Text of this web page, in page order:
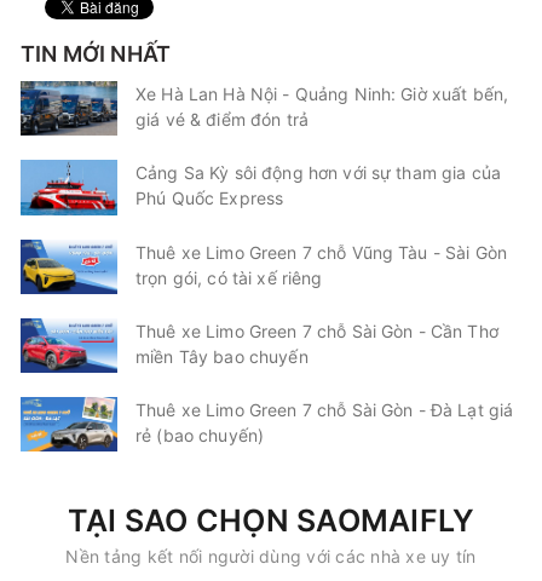
TIN MỚI NHẤT
Xe Hà Lan Hà Nội - Quảng Ninh: Giờ xuất bến,
giá vé & điểm đón trả
Cảng Sa Kỳ sôi động hơn với sự tham gia của
Phú Quốc Express
Thuê xe Limo Green 7 chỗ Vũng Tàu - Sài Gòn
trọn gói, có tài xế riêng
Thuê xe Limo Green 7 chỗ Sài Gòn - Cần Thơ
miền Tây bao chuyến
Thuê xe Limo Green 7 chỗ Sài Gòn - Đà Lạt giá
rẻ (bao chuyến)
TẠI SAO CHỌN SAOMAIFLY
Nền tảng kết nối người dùng với các nhà xe uy tín